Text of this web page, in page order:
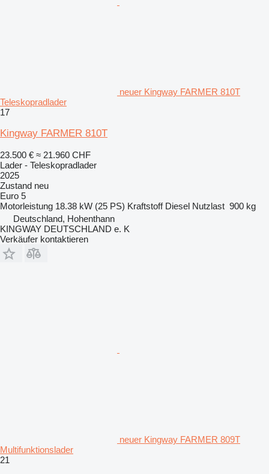
neuer Kingway FARMER 810T
Teleskopradlader
17
Kingway FARMER 810T
23.500 € ≈ 21.960 CHF
Lader - Teleskopradlader
2025
Zustand neu
Euro 5
Motorleistung 18.38 kW (25 PS) Kraftstoff Diesel Nutzlast 900 kg
Deutschland, Hohenthann
KINGWAY DEUTSCHLAND e. K
Verkäufer kontaktieren
neuer Kingway FARMER 809T
Multifunktionslader
21